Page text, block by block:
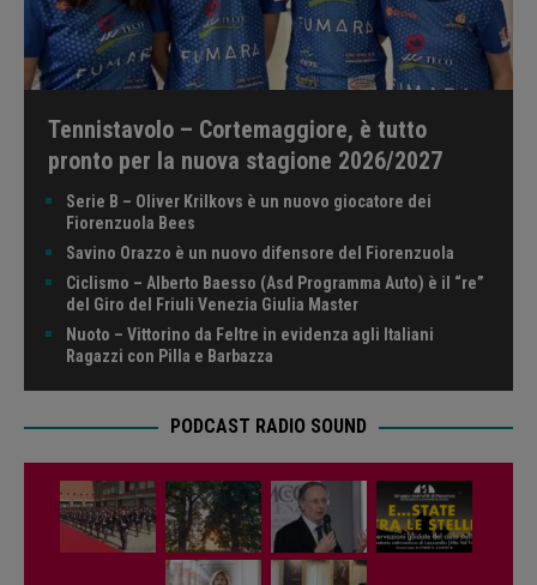
Tennistavolo – Cortemaggiore, è tutto
pronto per la nuova stagione 2026/2027
Serie B – Oliver Krilkovs è un nuovo giocatore dei
Fiorenzuola Bees
Savino Orazzo è un nuovo difensore del Fiorenzuola
Ciclismo – Alberto Baesso (Asd Programma Auto) è il “re”
del Giro del Friuli Venezia Giulia Master
Nuoto – Vittorino da Feltre in evidenza agli Italiani
Ragazzi con Pilla e Barbazza
PODCAST RADIO SOUND